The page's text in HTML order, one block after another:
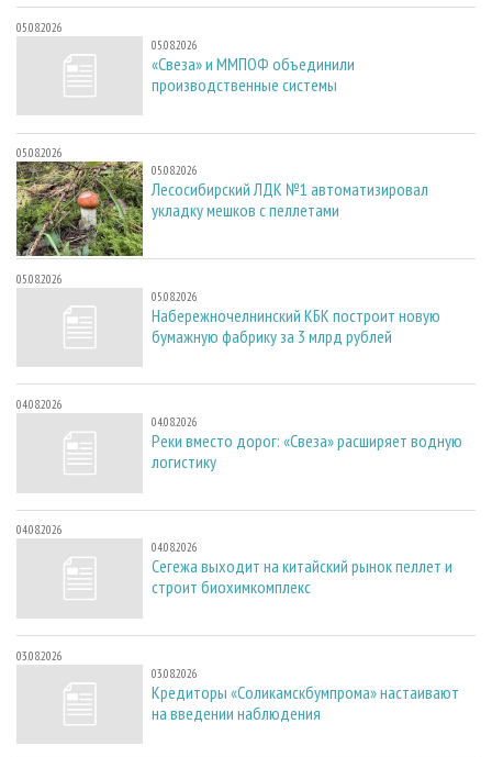
05.08.2026
05.08.2026
«Свеза» и ММПОФ объединили
производственные системы
05.08.2026
05.08.2026
Лесосибирский ЛДК №1 автоматизировал
укладку мешков с пеллетами
05.08.2026
05.08.2026
Набережночелнинский КБК построит новую
бумажную фабрику за 3 млрд рублей
04.08.2026
04.08.2026
Реки вместо дорог: «Свеза» расширяет водную
логистику
04.08.2026
04.08.2026
Сегежа выходит на китайский рынок пеллет и
строит биохимкомплекс
03.08.2026
03.08.2026
Кредиторы «Соликамскбумпрома» настаивают
на введении наблюдения